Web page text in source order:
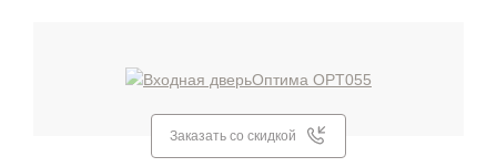
Заказать со скидкой